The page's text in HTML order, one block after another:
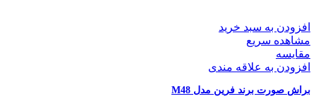
افزودن به سبد خرید
مشاهده سریع
مقایسه
افزودن به علاقه مندی
براش صورت برند فرین مدل M48